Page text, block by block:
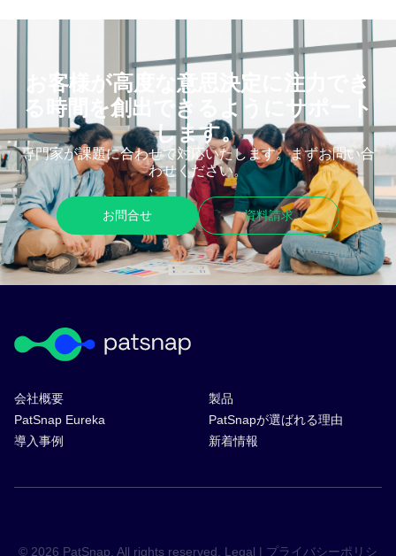
お客様が高度な意思決定に注力でき
る時間を創出できるようにサポート
します。
専門家が課題に合わせて対応いたします。まずお問い合
わせください。
お問合せ 資料請求
会社概要
製品
PatSnap Eureka
PatSnapが選ばれる理由
導入事例
新着情報
© 2026 PatSnap. All rights reserved. Legal | プライバシーポリシ